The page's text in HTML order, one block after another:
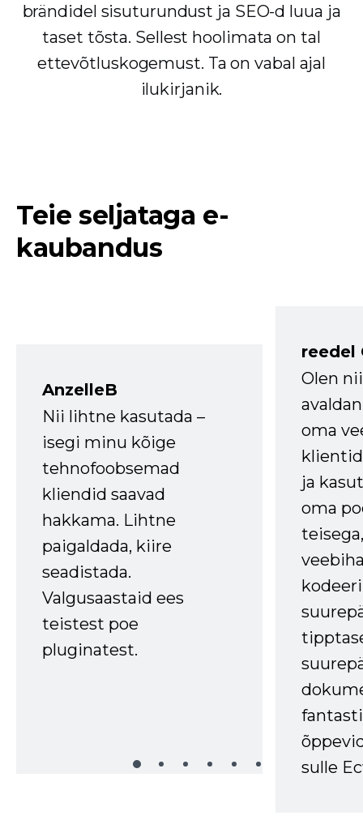
brändidel sisuturundust ja SEO-d luua ja
taset tõsta. Sellest hoolimata on tal
ettevõtluskogemust. Ta on vabal ajal
ilukirjanik.
Teie seljataga e-
kaubandus
AnzelleB
Nii lihtne kasutada –
isegi minu kõige
tehnofoobsemad
kliendid saavad
hakkama. Lihtne
paigaldada, kiire
seadistada.
Valgusaastaid ees
teistest poe
pluginatest.
reedel
Olen
oma
ja
oma
sulle